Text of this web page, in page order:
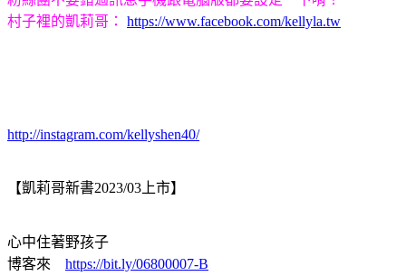
村子裡的凱莉哥： https://www.facebook.com/kellyla.tw
http://instagram.com/kellyshen40/
【凱莉哥新書2023/03上市】
心中住著野孩子
博客來 https://bit.ly/06800007-B